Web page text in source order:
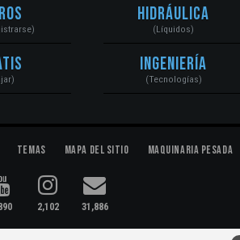
Hidráulica
(Líquidos)
Ingeniería
(Tecnologías)
Temas Mapa del Sitio Maquinaria Pesada
2,102 31,886
|